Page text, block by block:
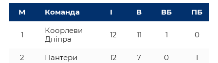
М Команда І В ВБ ПБ
1
Коорлеви
Дніпра
12 11 1 0
2 Пантери 12 7 0
1